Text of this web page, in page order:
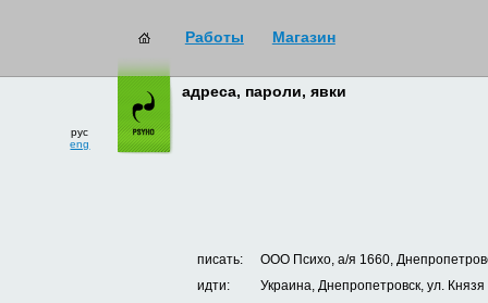
Работы Магазин
рус
eng
адреса, пароли, явки
писать:
ООО Психо, а/я 1660,
идти:
Украина, Днепропетровск, ул.